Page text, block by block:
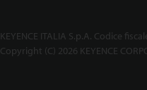
KEYENCE ITALIA S.p.A. Codice
Copyright (C) 2026 KEYENCE